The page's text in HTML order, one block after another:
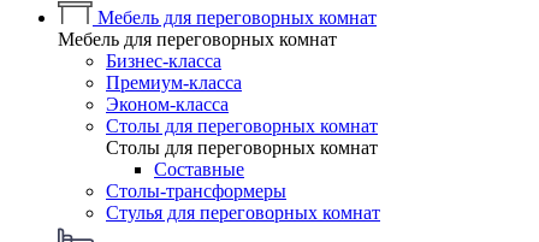
Мебель для переговорных комнат
Мебель для переговорных комнат
Бизнес-класса
Премиум-класса
Эконом-класса
Столы для переговорных комнат
Столы для переговорных комнат
Составные
Столы-трансформеры
Стулья для переговорных комнат